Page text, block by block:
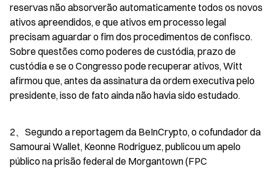
reservas não absorverão automaticamente todos os novos
ativos apreendidos, e que ativos em processo legal
precisam aguardar o fim dos procedimentos de confisco.
Sobre questões como poderes de custódia, prazo de
custódia e se o Congresso pode recuperar ativos, Witt
afirmou que, antes da assinatura da ordem executiva pelo
presidente, isso de fato ainda não havia sido estudado.
2、Segundo a reportagem da BeInCrypto, o cofundador da
Samourai Wallet, Keonne Rodriguez, publicou um apelo
público na prisão federal de Morgantown (FPC